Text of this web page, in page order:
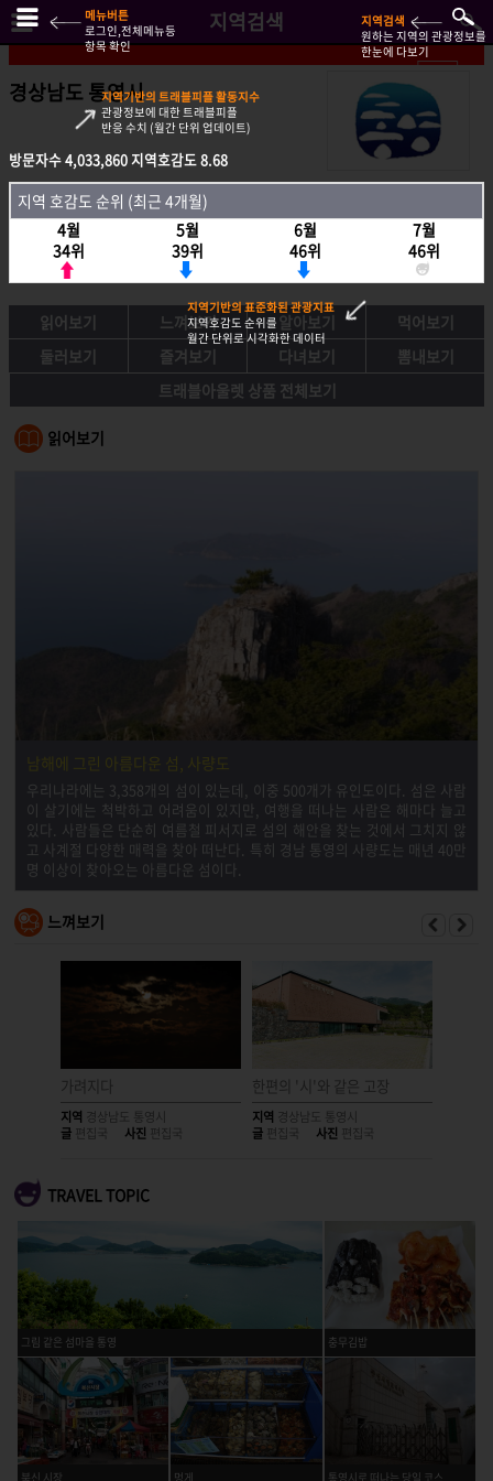
지역검색
경상남도 통영시
방문자수4,033,860지역호감도 8.68
지역호감도 순위 (최근 4개월)
4월
34위
5월
39위
6월
46위
7월
46위
읽어보기 느껴보기 알아보기
먹어보기
둘러보기
즐겨보기 다녀보기
뽐내보기
트래블아울렛 상품 전체보기
읽어보기
남해에 그린 아름다운 섬, 사량도
우리나라에는 3,358개의 섬이 있는데, 이중 500개가 유인도이다. 섬은 사람
이 살기에는 척박하고 어려움이 있지만, 여행을 떠나는 사람은 해마다 늘고
있다. 사람들은 단순히 여름철 피서지로 섬의 해안을 찾는 것에서 그치지 않
고 사계절 다양한 매력을 찾아 떠난다. 특히 경남 통영의 사량도는 매년 40만
명 이상이 찾아오는 아름다운 섬이다.
느껴보기
가려지다
지역 경상남도 통영시
글 편집국 사진 편집국
한편의 '시'와 같은 고장
지역 경상남도 통영시
글 편집국 사진 편집국
TRAVEL TOPIC
충무김밥
그림 같은 섬마을 통영
방문자수4,033,860지역호감도 8.68
지역 호감도 순위 (최근 4개월)
4월
34위
5월
39위
6월
46위
7월
46위
메뉴버튼
로그인,전체메뉴등
항목 확인
지역검색
원하는 지역의 관광정보를
한눈에 다보기
지역기반의 트래블피플 활동지수
관광정보에 대한 트래블피플
반응 수치 (월간 단위 업데이트)
지역기반의 표준화된 관광지표
지역호감도 순위를
월간 단위로 시각화한 데이터